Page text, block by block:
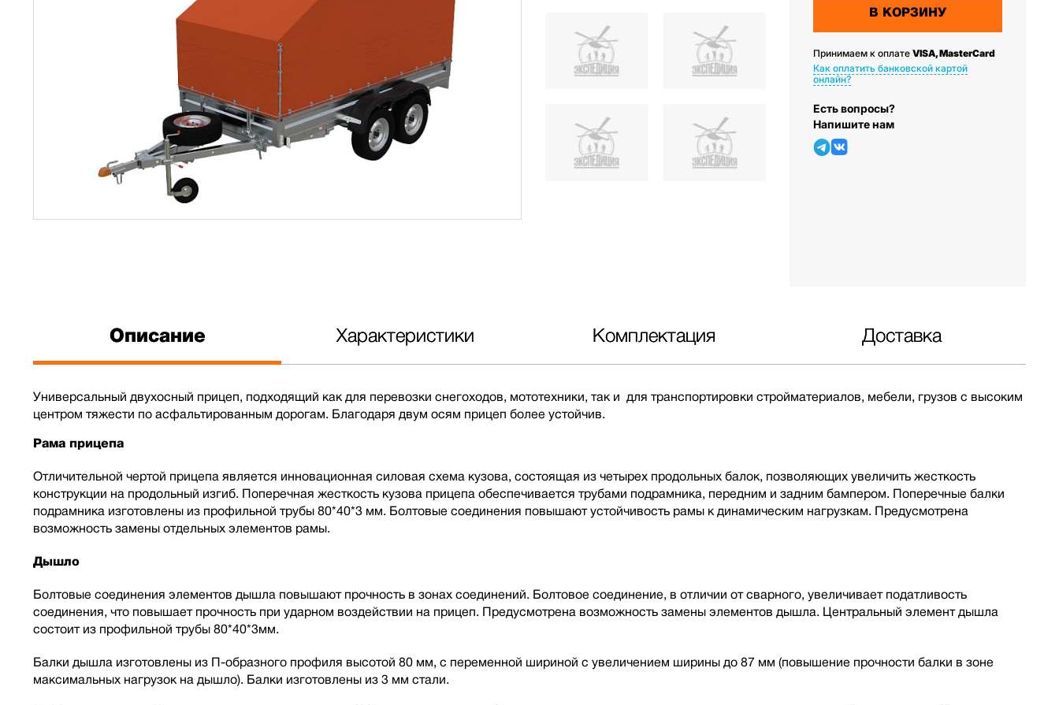
В КОРЗИНУ
Принимаем к оплате VISA, MasterCard
Как оплатить банковской картой
онлайн?
Есть вопросы?
Напишите нам
Описание Характеристики Комплектация Доставка
Универсальный двухосный прицеп, подходящий как для перевозки снегоходов, мототехники, так и для транспортировки стройматериалов, мебели, грузов с высоким
центром тяжести по асфальтированным дорогам. Благодаря двум осям прицеп более устойчив.
Рама прицепа
Отличительной чертой прицепа является инновационная силовая схема кузова, состоящая из четырех продольных балок, позволяющих увеличить жесткость
конструкции на продольный изгиб. Поперечная жесткость кузова прицепа обеспечивается трубами подрамника, передним и задним бампером. Поперечные балки
подрамника изготовлены из профильной трубы 80*40*3 мм. Болтовые соединения повышают устойчивость рамы к динамическим нагрузкам. Предусмотрена
возможность замены отдельных элементов рамы.
Дышло
Болтовые соединения элементов дышла повышают прочность в зонах соединений. Болтовое соединение, в отличии от сварного, увеличивает податливость
соединения, что повышает прочность при ударном воздействии на прицеп. Предусмотрена возможность замены элементов дышла. Центральный элемент дышла
состоит из профильной трубы 80*40*3мм.
Балки дышла изготовлены из П-образного профиля высотой 80 мм, с переменной шириной с увеличением ширины до 87 мм (повышение прочности балки в зоне
максимальных нагрузок на дышло). Балки изготовлены из 3 мм стали.